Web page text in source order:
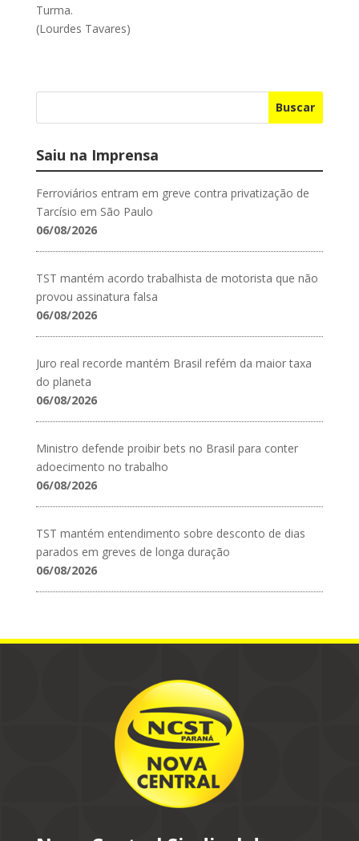
Turma.
(Lourdes Tavares)
Buscar
Saiu na Imprensa
Ferroviários entram em greve contra privatização de
Tarcísio em São Paulo
06/08/2026
TST mantém acordo trabalhista de motorista que não
provou assinatura falsa
06/08/2026
Juro real recorde mantém Brasil refém da maior taxa
do planeta
06/08/2026
Ministro defende proibir bets no Brasil para conter
adoecimento no trabalho
06/08/2026
TST mantém entendimento sobre desconto de dias
parados em greves de longa duração
06/08/2026